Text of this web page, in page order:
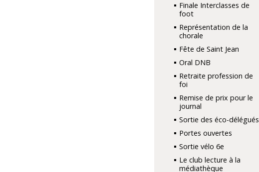
Finale Interclasses de
foot
Représentation de la
chorale
Fête de Saint Jean
Oral DNB
Retraite profession de
foi
Remise de prix pour le
journal
Sortie des éco-délégués
Portes ouvertes
Sortie vélo 6e
Le club lecture à la
médiathèque